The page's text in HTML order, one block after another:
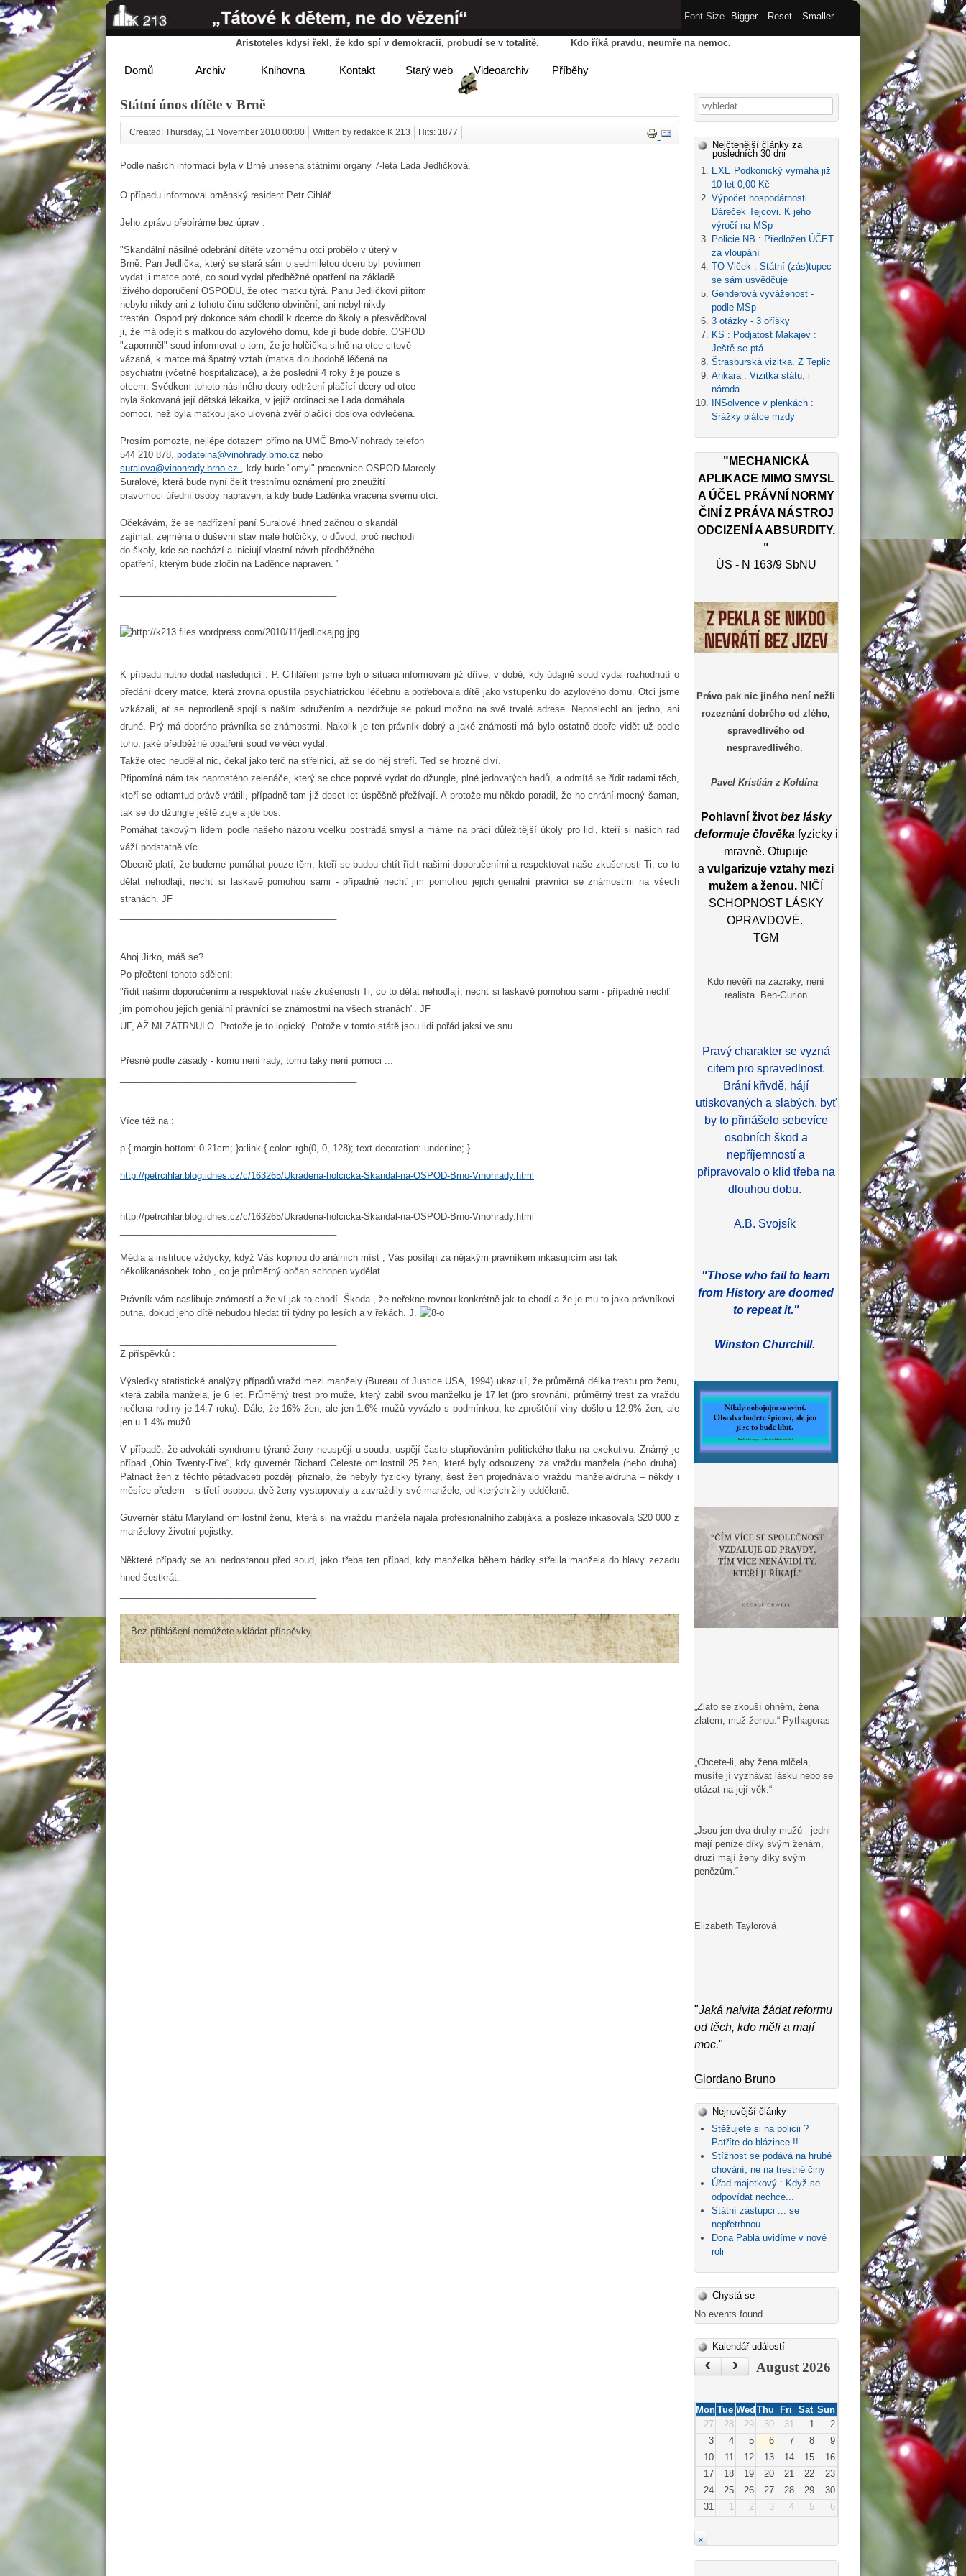
Font Size Bigger Reset Smaller
HOME AGENDA
Aristoteles kdysi řekl, že kdo spí v demokracii, probudí se v totalitě. Kdo říká pravdu, neumře na nemoc.
Domů Archiv Knihovna Kontakt Starý web Videoarchiv Příběhy
Státní únos dítěte v Brně
Created: Thursday, 11 November 2010 00:00 Written by redakce K 213 Hits: 1877
Podle našich informací byla v Brně unesena státními orgány 7-letá Lada Jedličková.
O případu informoval brněnský resident Petr Cihlář.
Jeho zprávu přebíráme bez úprav :
"Skandální násilné odebrání dítěte vzornému otci probělo v úterý v
Brně. Pan Jedlička, který se stará sám o sedmiletou dceru byl povinnen
vydat ji matce poté, co soud vydal předběžné opatření na základě
lživého doporučení OSPODU, že otec matku týrá. Panu Jedličkovi přitom
nebylo nikdy ani z tohoto činu sděleno obvinění, ani nebyl nikdy
trestán. Ospod prý dokonce sám chodil k dcerce do školy a přesvědčoval
ji, že má odejít s matkou do azylového domu, kde jí bude dobře. OSPOD
"zapomněl" soud informovat o tom, že je holčička silně na otce citově
vázaná, k matce má špatný vztah (matka dlouhodobě léčená na
psychiatrii (včetně hospitalizace), a že poslední 4 roky žije pouze s
otcem. Svědkem tohoto násilného dcery odtržení plačící dcery od otce
byla šokovaná její dětská lékařka, v jejíž ordinaci se Lada domáhala
pomoci, než byla matkou jako ulovená zvěř plačící doslova odvlečena.
Prosím pomozte, nejlépe dotazem přímo na UMČ Brno-Vinohrady telefon
544 210 878, podatelna@vinohrady.brno.cz nebo
suralova@vinohrady.brno.cz
, kdy bude "omyl" pracovnice OSPOD Marcely
Suralové, která bude nyní čelit trestnímu oznámení pro zneužití
pravomoci úřední osoby napraven, a kdy bude Laděnka vrácena svému otci.
Očekávám, že se nadřízení paní Suralové ihned začnou o skandál
zajímat, zejména o duševní stav malé holčičky, o důvod, proč nechodí
do školy, kde se nachází a iniciují vlastní návrh předběžného
opatření, kterým bude zločin na Laděnce napraven. "
K případu nutno dodat následující : P. Cihlářem jsme byli o situaci informováni již dříve, v době, kdy údajně soud vydal rozhodnutí o
předání dcery matce, která zrovna opustila psychiatrickou léčebnu a potřebovala dítě jako vstupenku do azylového domu. Otci jsme
vzkázali, ať se neprodleně spojí s naším sdružením a nezdržuje se pokud možno na své trvalé adrese. Neposlechl ani jedno, ani
druhé. Prý má dobrého právníka se známostmi. Nakolik je ten právník dobrý a jaké známosti má bylo ostatně dobře vidět už podle
toho, jaké předběžné opatření soud ve věci vydal.
Takže otec neudělal nic, čekal jako terč na střelnici, až se do něj strefí. Teď se hrozně diví.
Připomíná nám tak naprostého zelenáče, který se chce poprvé vydat do džungle, plné jedovatých hadů, a odmítá se řídit radami těch,
kteří se odtamtud právě vrátili, případně tam již deset let úspěšně přežívají. A protože mu někdo poradil, že ho chrání mocný šaman,
tak se do džungle ještě zuje a jde bos.
Pomáhat takovým lidem podle našeho názoru vcelku postrádá smysl a máme na práci důležitější úkoly pro lidi, kteří si našich rad
váží podstatně víc.
Obecně platí, že budeme pomáhat pouze těm, kteří se budou chtít řídit našimi doporučeními a respektovat naše zkušenosti Ti, co to
dělat nehodlají, nechť si laskavě pomohou sami - případně nechť jim pomohou jejich geniální právníci se známostmi na všech
stranách. JF
Ahoj Jirko, máš se?
Po přečtení tohoto sdělení:
"řídit našimi doporučeními a respektovat naše zkušenosti Ti, co to dělat nehodlají, nechť si laskavě pomohou sami - případně nechť
jim pomohou jejich geniální právníci se známostmi na všech stranách". JF
UF, AŽ MI ZATRNULO. Protože je to logický. Potože v tomto státě jsou lidi pořád jaksi ve snu...
Přesně podle zásady - komu není rady, tomu taky není pomoci ...
Více též na :
p { margin-bottom: 0.21cm; }a:link { color: rgb(0, 0, 128); text-decoration: underline; }
http://petrcihlar.blog.idnes.cz/c/163265/Ukradena-holcicka-Skandal-na-OSPOD-Brno-Vinohrady.html
http://petrcihlar.blog.idnes.cz/c/163265/Ukradena-holcicka-Skandal-na-OSPOD-Brno-Vinohrady.html
Média a instituce vždycky, když Vás kopnou do análních míst , Vás posílají za nějakým právníkem inkasujícím asi tak
několikanásobek toho , co je průměrný občan schopen vydělat.
Právník vám naslibuje známostí a že ví jak to chodí. Škoda , že neřekne rovnou konkrétně jak to chodí a že je mu to jako právníkovi
putna, dokud jeho dítě nebudou hledat tři týdny po lesích a v řekách. J.
Z příspěvků :
Výsledky statistické analýzy případů vražd mezi manžely (Bureau of Justice USA, 1994) ukazují, že průměrná délka trestu pro ženu,
která zabila manžela, je 6 let. Průměrný trest pro muže, který zabil svou manželku je 17 let (pro srovnání, průměrný trest za vraždu
nečlena rodiny je 14.7 roku). Dále, že 16% žen, ale jen 1.6% mužů vyvázlo s podmínkou, ke zproštění viny došlo u 12.9% žen, ale
jen u 1.4% mužů.
V případě, že advokáti syndromu týrané ženy neuspějí u soudu, uspějí často stupňováním politického tlaku na exekutivu. Známý je
případ „Ohio Twenty-Five“, kdy guvernér Richard Celeste omilostnil 25 žen, které byly odsouzeny za vraždu manžela (nebo druha).
Patnáct žen z těchto pětadvaceti později přiznalo, že nebyly fyzicky týrány, šest žen projednávalo vraždu manžela/druha – někdy i
měsíce předem – s třetí osobou; dvě ženy vystopovaly a zavraždily své manžele, od kterých žily odděleně.
Guvernér státu Maryland omilostnil ženu, která si na vraždu manžela najala profesionálního zabijáka a posléze inkasovala $20 000 z
manželovy životní pojistky.
Některé případy se ani nedostanou před soud, jako třeba ten případ, kdy manželka během hádky střelila manžela do hlavy zezadu
hned šestkrát.
Bez přihlášení nemůžete vkládat příspěvky.
Vyhledávání
Nejčtenější články za
posledních 30 dni
EXE Podkonický vymáhá již
10 let 0,00 Kč
Výpočet hospodárnosti.
Dáreček Tejcovi. K jeho
výročí na MSp
Policie NB : Předložen ÚČET
za vloupání
TO Vlček : Státní (zás)tupec
se sám usvědčuje
Genderová vyváženost -
podle MSp
3 otázky - 3 oříšky
KS : Podjatost Makajev :
Ještě se ptá...
Štrasburská vizitka. Z Teplic
Ankara : Vizitka státu, i
národa
INSolvence v plenkách :
Srážky plátce mzdy
"MECHANICKÁ
APLIKACE MIMO SMYSL
A ÚČEL PRÁVNÍ NORMY
ČINÍ Z PRÁVA NÁSTROJ
ODCIZENÍ A ABSURDITY.
"
ÚS - N 163/9 SbNU
Právo pak nic jiného není nežli
rozeznání dobrého od zlého,
spravedlivého od
nespravedlivého.
Pavel Kristián z Koldína
Pohlavní život bez lásky
deformuje člověkafyzicky i
mravně. Otupuje
avulgarizuje vztahy mezi
mužem a ženou. NIČÍ
SCHOPNOST LÁSKY
OPRAVDOVÉ.
TGM
Kdo nevěří na zázraky, není
realista. Ben-Gurion
Pravý charakter se vyzná
citem pro spravedlnost.
Brání křivdě, hájí
utiskovaných a slabých, byť
by to přinášelo sebevíce
osobních škod a
nepříjemností a
připravovalo o klid třeba na
dlouhou dobu.
A.B. Svojsík
"Those who fail to learn
from History are doomed
to repeat it."
Winston Churchill.
„Zlato se zkouší ohněm, žena
zlatem, muž ženou.“ Pythagoras
„Chcete-li, aby žena mlčela,
musíte jí vyznávat lásku nebo se
otázat na její věk.“
„Jsou jen dva druhy mužů - jedni
mají peníze díky svým ženám,
druzí mají ženy díky svým
penězům.“
Elizabeth Taylorová
"Jaká naivita žádat reformu
od těch, kdo měli a mají
moc."
Giordano Bruno
Nejnovější články
Stěžujete si na policii ?
Patříte do blázince !!
Stížnost se podává na hrubé
chování, ne na trestné činy
Úřad majetkový : Když se
odpovídat nechce...
Státní zástupci ... se
nepřetrhnou
Dona Pabla uvidíme v nové
roli
Chystá se
No events found
Kalendář událostí
‹ › August 2026
Mon Tue Wed Thu Fri Sat Sun
27
28 29 30 31 1
2
3
4 5 6 7 8
9
10
11 12 13 14 15
16
17
18 19 20 21 22
23
24
25 26 27 28 29
30
31
1 2 3 4 5 6
×